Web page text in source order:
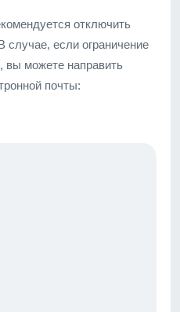
отключить
случае, если ограничение
можете направить
почты: